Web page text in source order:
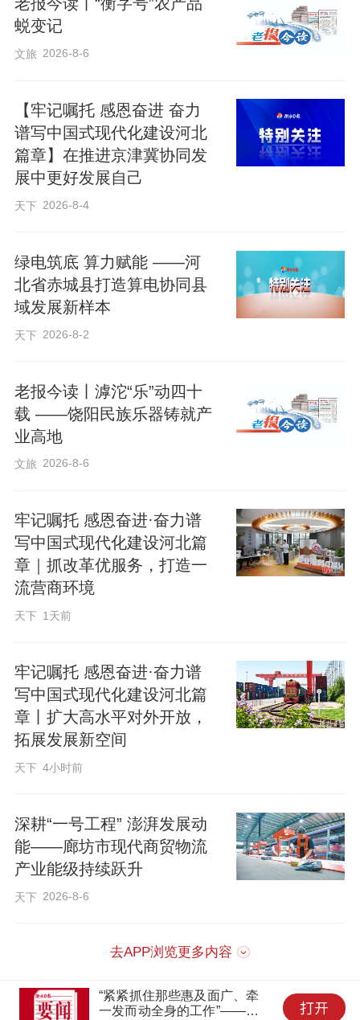
原标题：微海报丨全国第三！1至8月河北规上工业企业
利润同比增长32.1%
蜕变记
文旅 2026-8-6
【牢记嘱托 感恩奋进 奋力
谱写中国式现代化建设河北
篇章】在推进京津冀协同发
展中更好发展自己
天下 2026-8-4
绿电筑底 算力赋能 ——河
北省赤城县打造算电协同县
域发展新样本
天下 2026-8-2
老报今读丨滹沱“乐”动四十
载 ——饶阳民族乐器铸就产
业高地
文旅 2026-8-6
牢记嘱托 感恩奋进·奋力谱
写中国式现代化建设河北篇
章｜抓改革优服务，打造一
流营商环境
天下 1天前
牢记嘱托 感恩奋进·奋力谱
写中国式现代化建设河北篇
章丨扩大高水平对外开放，
拓展发展新空间
天下 4小时前
深耕“一号工程” 澎湃发展动
能——廊坊市现代商贸物流
产业能级持续跃升
天下 2026-8-6
去APP浏览更多内容
“紧紧抓住那些惠及面广、牵
一发而动全身的工作”——突